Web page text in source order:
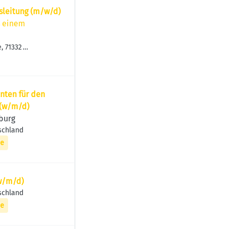
(m/w/d)
einem
71332
für den
m/d)
m/d)